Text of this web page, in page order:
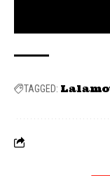
TAGGED: